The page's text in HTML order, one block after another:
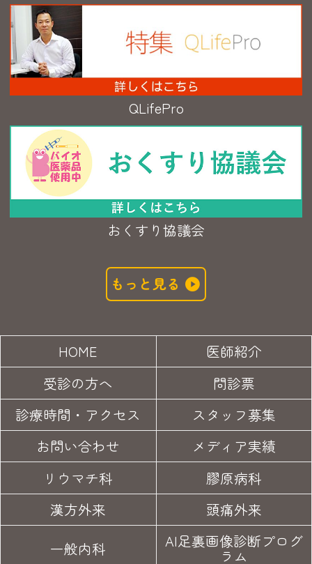
QLifePro
おくすり協議会
もっと見る
HOME
医師紹介
受診の方へ
問診票
診療時間・アクセス
スタッフ募集
お問い合わせ
メディア実績
リウマチ科
膠原病科
漢方外来
頭痛外来
一般内科
AI足裏画像診断プログ
ラム